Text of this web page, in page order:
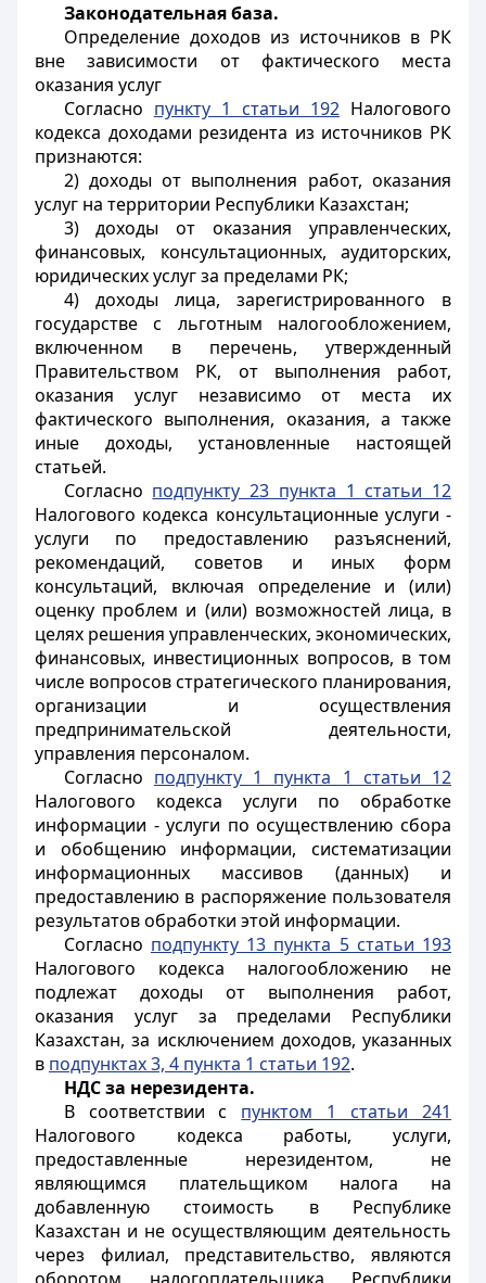
Законодательная база.
Определение доходов из источников в РК
вне зависимости от фактического места
оказания услуг
Согласно пункту 1 статьи 192Налогового
кодекса доходами резидента из источников РК
признаются:
2) доходы от выполнения работ, оказания
услуг на территории Республики Казахстан;
3) доходы от оказания управленческих,
финансовых, консультационных, аудиторских,
юридических услуг за пределами РК;
4) доходы лица, зарегистрированного в
государстве с льготным налогообложением,
включенном в перечень, утвержденный
Правительством РК, от выполнения работ,
оказания услуг независимо от места их
фактического выполнения, оказания, а также
иные доходы, установленные настоящей
статьей.
Согласно подпункту 23 пункта 1 статьи 12
Налогового кодекса консультационные услуги -
услуги по предоставлению разъяснений,
рекомендаций, советов и иных форм
консультаций, включая определение и (или)
оценку проблем и (или) возможностей лица, в
целях решения управленческих, экономических,
финансовых, инвестиционных вопросов, в том
числе вопросов стратегического планирования,
организации и осуществления
предпринимательской деятельности,
управления персоналом.
Согласно подпункту 1 пункта 1 статьи 12
Налогового кодекса услуги по обработке
информации - услуги по осуществлению сбора
и обобщению информации, систематизации
информационных массивов (данных) и
предоставлению в распоряжение пользователя
результатов обработки этой информации.
Согласно подпункту 13 пункта 5 статьи 193
Налогового кодекса налогообложению не
подлежат доходы от выполнения работ,
оказания услуг за пределами Республики
Казахстан, за исключением доходов, указанных
в подпунктах 3, 4 пункта 1 статьи 192.
НДС за нерезидента.
В соответствии с пунктом 1 статьи 241
Налогового кодекса работы, услуги,
предоставленные нерезидентом, не
являющимся плательщиком налога на
добавленную стоимость в Республике
Казахстан и не осуществляющим деятельность
через филиал, представительство, являются